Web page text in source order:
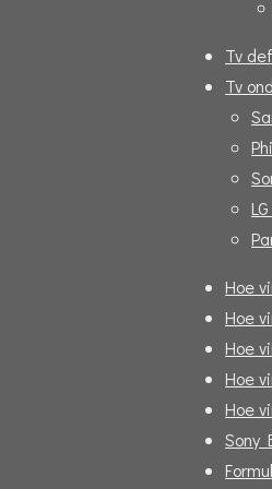
Tv
Tv
Hoe
Hoe
Hoe
Hoe
Hoe
Sony